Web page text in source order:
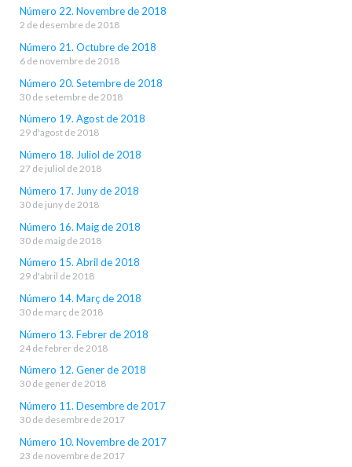
Número 22. Novembre de 2018
2 de desembre de 2018
Número 21. Octubre de 2018
6 de novembre de 2018
Número 20. Setembre de 2018
30 de setembre de 2018
Número 19. Agost de 2018
29 d'agost de 2018
Número 18. Juliol de 2018
27 de juliol de 2018
Número 17. Juny de 2018
30 de juny de 2018
Número 16. Maig de 2018
30 de maig de 2018
Número 15. Abril de 2018
29 d'abril de 2018
Número 14. Març de 2018
30 de març de 2018
Número 13. Febrer de 2018
24 de febrer de 2018
Número 12. Gener de 2018
30 de gener de 2018
Número 11. Desembre de 2017
30 de desembre de 2017
Número 10. Novembre de 2017
23 de novembre de 2017